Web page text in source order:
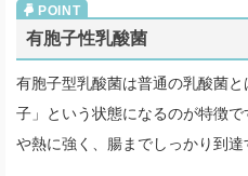
有胞子性乳酸菌
有胞子型乳酸菌は普通の乳酸菌
子」という状態になるのが特徴
や熱に強く、腸までしっかり到達